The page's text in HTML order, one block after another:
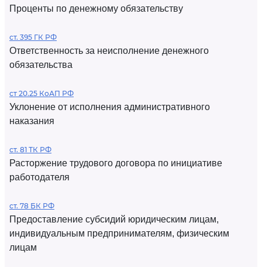
Проценты по денежному обязательству
ст. 395 ГК РФ
Ответственность за неисполнение денежного
обязательства
ст 20.25 КоАП РФ
Уклонение от исполнения административного
наказания
ст. 81 ТК РФ
Расторжение трудового договора по инициативе
работодателя
ст. 78 БК РФ
Предоставление субсидий юридическим лицам,
индивидуальным предпринимателям, физическим
лицам